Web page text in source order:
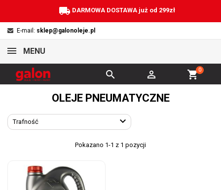
local_shipping DARMOWA DOSTAWA już od 299zł
E-mail: sklep@galonoleje.pl
MENU
shopping_cart0


OLEJE PNEUMATYCZNE
Trafność 
Pokazano 1-1 z 1 pozycji